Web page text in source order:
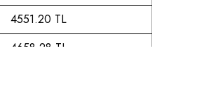
4551.20 TL
4658.28 TL